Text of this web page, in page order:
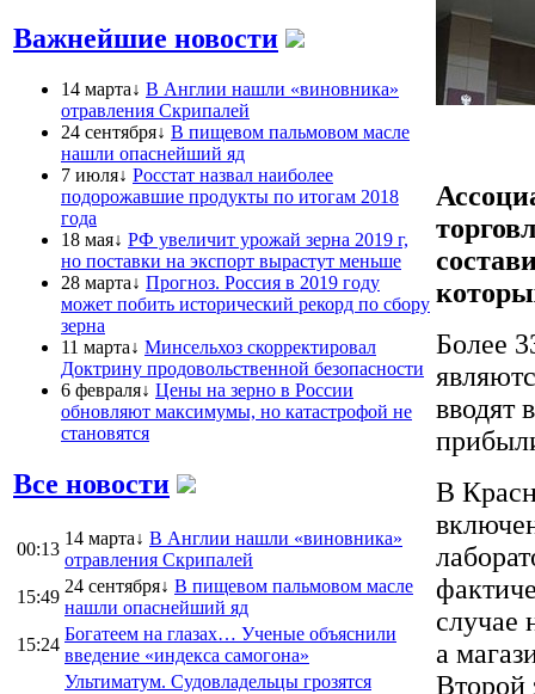
Важнейшие новости
14 марта↓ В Англии нашли «виновника»
отравления Скрипалей
24 сентября↓ В пищевом пальмовом масле
нашли опаснейший яд
7 июля↓ Росстат назвал наиболее
подорожавшие продукты по итогам 2018
года
18 мая↓ РФ увеличит урожай зерна 2019 г,
но поставки на экспорт вырастут меньше
28 марта↓ Прогноз. Россия в 2019 году
может побить исторический рекорд по сбору
зерна
11 марта↓ Минсельхоз скорректировал
Доктрину продовольственной безопасности
6 февраля↓ Цены на зерно в России
обновляют максимумы, но катастрофой не
становятся
Все новости
00:13
14 марта↓ В Англии нашли «виновника»
отравления Скрипалей
15:49
24 сентября↓ В пищевом пальмовом масле
нашли опаснейший яд
15:24
Богатеем на глазах… Ученые объяснили
введение «индекса самогона»
Ультиматум. Судовладельцы грозятся
Более
вводят
В
случае
а
Второй